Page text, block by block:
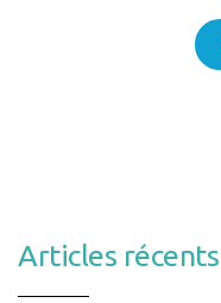
Articles récents